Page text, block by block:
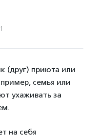
(друг) приюта или
семья или
ухаживать за
на себя